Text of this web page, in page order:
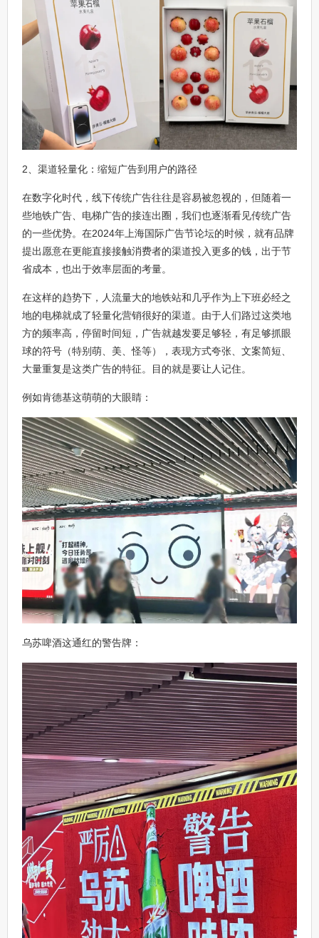
2、渠道轻量化：缩短广告到用户的路径
在数字化时代，线下传统广告往往是容易被忽视的，但随着一
些地铁广告、电梯广告的接连出圈，我们也逐渐看见传统广告
的一些优势。在2024年上海国际广告节论坛的时候，就有品牌
提出愿意在更能直接接触消费者的渠道投入更多的钱，出于节
省成本，也出于效率层面的考量。
在这样的趋势下，人流量大的地铁站和几乎作为上下班必经之
地的电梯就成了轻量化营销很好的渠道。由于人们路过这类地
方的频率高，停留时间短，广告就越发要足够轻，有足够抓眼
球的符号（特别萌、美、怪等），表现方式夸张、文案简短、
大量重复是这类广告的特征。目的就是要让人记住。
例如肯德基这萌萌的大眼睛：
乌苏啤酒这通红的警告牌：